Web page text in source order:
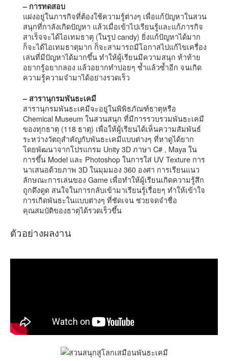
– การทดสอบ
แฝงอยู่ในภารกิจที่ต้องใช้ความรู้ต่างๆ เพื่อแก้ปัญหาในสวน
สนุกที่กาลังเกิดปัญหา แล้วเมื่อเข้าไปเรียนรู้และแก้ภารกิจ
สาเร็จจะได้ไอเทมธาตุ (ในรูป candy) ยิ่งแก้ปัญหาได้มาก
ก็จะได้ไอเทมธาตุมาก ก็จะสามารถมีโอกาสไปแก้ไขเครื่อง
เล่นที่มีปัญหาได้มากขึ้น ทำให้ผู้เรียนมีความสนุก ท้าท้าย
อยากรู้อยากลอง แล้วอยากทำบ่อยๆ ซ้ำแล้วซ้ำอีก จนเกิด
ความรู้ความจำมาได้อย่างรวดเร็ว
– สารานุกรมพันธะเคมี
สารานุกรมพันธะเคมีจะอยู่ในพิพิธภัณฑ์ธาตุหรือ
Chemical Museum ในสวนสนุก ที่มีการรวบรวมพันธะเคมี
ของทุกธาตุ (118 ธาตุ) เพื่อให้ผู้เรียนได้เห็นความสัมพันธ์
ระหว่างวัตถุสำคัญกับพันธะเคมีแบบต่างๆ ที่หาดูได้ยาก
โดยพัฒนาจากโปรแกรม Unity 3D ภาษา C# , Maya ใน
การขึ้น Model และ Photoshop ในการใส่ UV Texture การ
นาเสนอด้วยภาพ 3D ในมุมมอง 360 องศา การเรียนแนว
ลักษณะการเล่นของ Game เพื่อทำให้ผู้เรียนเกิดความรู้สึก
ถูกดึงดูด สนใจในการกลับเข้ามาเรียนรู้เรื่อยๆ ทำให้เข้าใจ
การเกิดพันธะในแบบต่างๆ ที่ชัดเจน ช่วยจดจำชื่อ
คุณสมบัติของธาตุได้รวดเร็วขึ้น
ตัวอย่างผลงาน